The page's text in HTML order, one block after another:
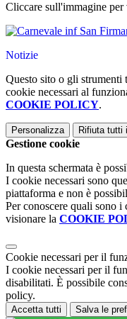
Cliccare sull'immagine
Notizie
Questo sito o gli strumenti
cookie necessari al
COOKIE POLICY.
Personalizza Rifiuta tutti
Gestione cookie
In questa schermata è
I cookie necessari sono
piattaforma e non è
Per conoscere quali sono i
visionare la COOKIE
Cookie necessari per il
I cookie necessari per il
disabilitati. È possibile
policy.
Accetta tutti Salva le